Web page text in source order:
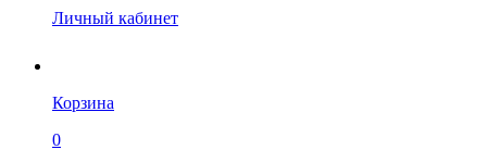
Личный кабинет
Корзина
0